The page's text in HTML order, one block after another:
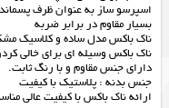
اسپرسو ساز به عنوان ظرف
بسیار مقاوم در برابر ضربه
ناک باکس مدل ساده و کلاسیک
ناک باکس وسیله ای برای خالی
دارای جنس مقاوم و با رنگ ثابت.
جنس بدنه : پلاستیک با کیفیت
ارائهناک باکسبا کیفیت عالی